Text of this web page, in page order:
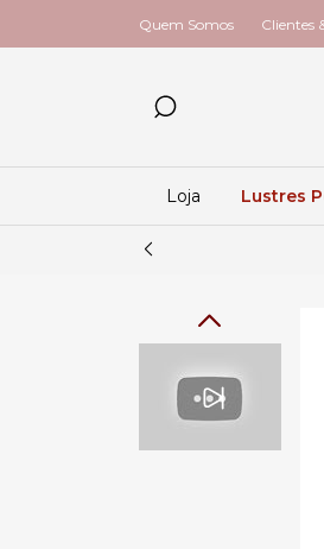
Quem Somos Clientes
Loja Lustres